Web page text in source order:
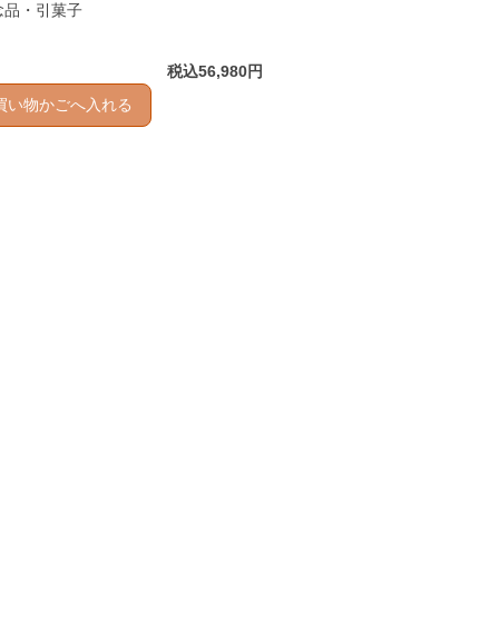
品・引菓子
税込56,980円
い物かごへ入れる